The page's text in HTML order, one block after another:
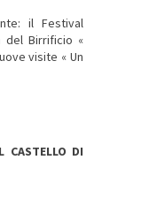
il Festival
del Birrificio «
visite « Un
CASTELLO DI